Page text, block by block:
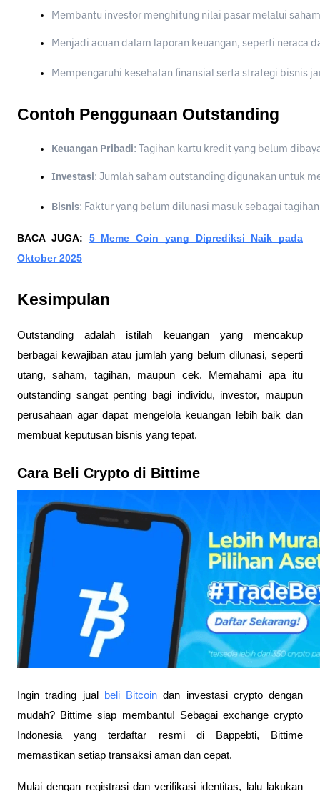
Membantu investor menghitung nilai pasar melalui
Menjadi acuan dalam laporan keuangan, seperti neraca
Mempengaruhi kesehatan finansial serta strategi bisnis
Contoh Penggunaan Outstanding
Keuangan Pribadi: Tagihan kartu kredit yang belum
Investasi: Jumlah saham outstanding digunakan untuk
Bisnis: Faktur yang belum dilunasi masuk sebagai
BACA JUGA: 5 Meme Coin yang Diprediksi Naik pada
Oktober 2025
Kesimpulan
Outstanding adalah istilah keuangan yang mencakup
berbagai kewajiban atau jumlah yang belum dilunasi, seperti
utang, saham, tagihan, maupun cek. Memahami apa itu
outstanding sangat penting bagi individu, investor, maupun
perusahaan agar dapat mengelola keuangan lebih baik dan
membuat keputusan bisnis yang tepat.
Cara Beli Crypto di Bittime
Ingin trading jual beli Bitcoin dan investasi crypto dengan
mudah? Bittime siap membantu! Sebagai exchange crypto
Indonesia yang terdaftar resmi di Bappebti, Bittime
memastikan setiap transaksi aman dan cepat.
Mulai dengan registrasi dan verifikasi identitas, lalu lakukan